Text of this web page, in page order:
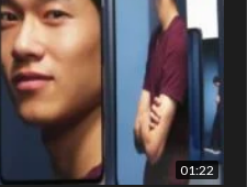
01:22